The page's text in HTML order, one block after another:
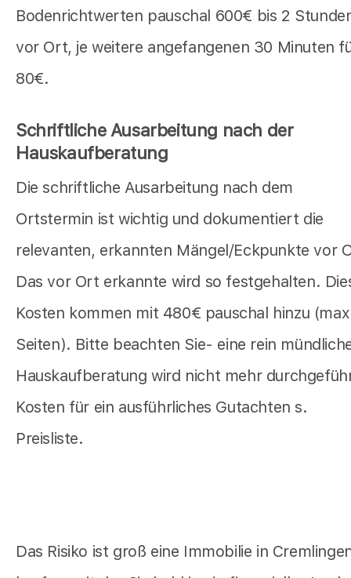
Bodenrichtwerten pauschal 600€ bis 2
vor Ort, je weitere angefangenen 30 Minuten
80€.
Schriftliche Ausarbeitung nach der
Hauskaufberatung
Die schriftliche Ausarbeitung nach dem
Ortstermin ist wichtig und dokumentiert die
relevanten, erkannten Mängel/Eckpunkte vor
Das vor Ort erkannte wird so festgehalten.
Kosten kommen mit 480€ pauschal hinzu
Seiten). Bitte beachten Sie- eine rein
Hauskaufberatung wird nicht mehr
Kosten für ein ausführliches Gutachten s.
Preisliste.
Das Risiko ist groß eine Immobilie in